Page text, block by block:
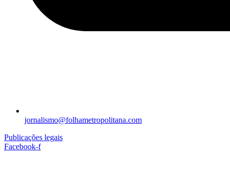
jornalismo@folhametropolitana.com
Publicações legais
Facebook-f